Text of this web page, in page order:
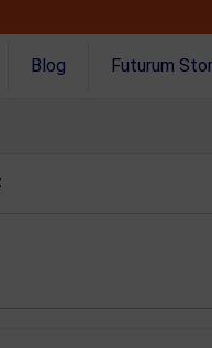
Blog Futurum